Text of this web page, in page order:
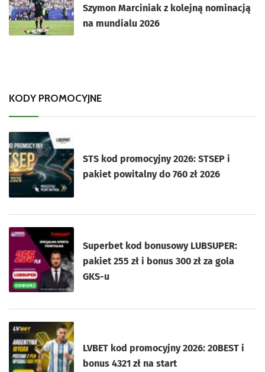
Szymon Marciniak z kolejną nominacją
na mundialu 2026
KODY PROMOCYJNE
STS kod promocyjny 2026: STSEP i
pakiet powitalny do 760 zł 2026
Superbet kod bonusowy LUBSUPER:
pakiet 255 zł i bonus 300 zł za gola
GKS-u
LVBET kod promocyjny 2026: 20BEST i
bonus 4321 zł na start